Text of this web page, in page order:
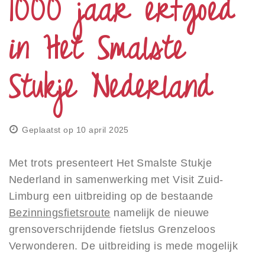
Privacy
Toegankelijkheid
Disclaimer
Inloggen
1000 jaar erfgoed
in Het Smalste
Stukje Nederland
Geplaatst op 10 april 2025
Met trots presenteert Het Smalste Stukje
Nederland in samenwerking met Visit Zuid-
Limburg een uitbreiding op de bestaande
Bezinningsfietsroute namelijk de nieuwe
grensoverschrijdende fietslus Grenzeloos
Verwonderen. De uitbreiding is mede mogelijk